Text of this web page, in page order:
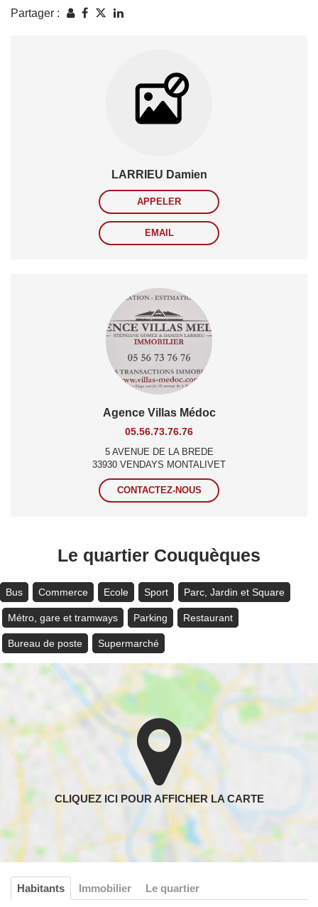
Partager :
LARRIEU Damien
APPELER
EMAIL
Agence Villas Médoc
05.56.73.76.76
5 AVENUE DE LA BREDE
33930 VENDAYS MONTALIVET
CONTACTEZ-NOUS
Le quartier Couquèques
Bus Commerce Ecole Sport Parc, Jardin et Square
Métro, gare et tramways Parking Restaurant
Bureau de poste Supermarché
Habitants Immobilier Le quartier